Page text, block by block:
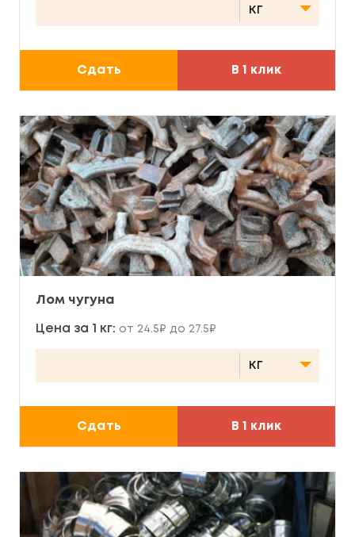
Сдать В 1 клик
Лом чугуна
Цена за 1 кг: от 24.5₽ до 27.5₽
Сдать В 1 клик